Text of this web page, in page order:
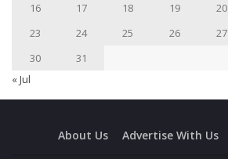
16
17 18 19 20
23
24 25 26 27
30
31
« Jul
About Us Advertise With Us